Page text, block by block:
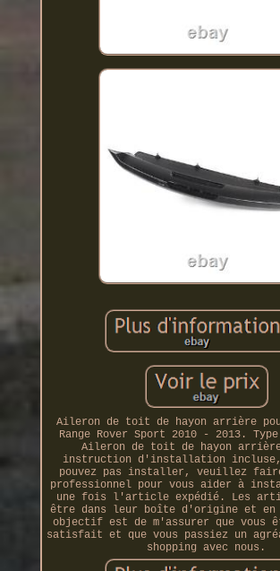
Aileron de toit de hayon arrière
Range Rover Sport 2010 - 2013.
Aileron de toit de hayon
instruction d'installation
pouvez pas installer, veuillez
professionnel pour vous aider à
une fois l'article expédié. Les
être dans leur boîte d'origine et en
objectif est de m'assurer que vous
satisfait et que vous passiez un
shopping avec nous.